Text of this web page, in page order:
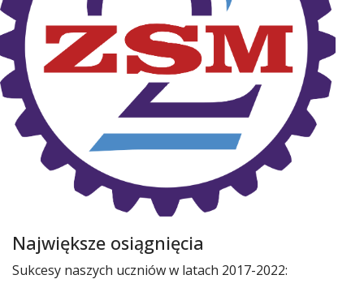
Największe osiągnięcia
Sukcesy naszych uczniów w latach 2017-2022: